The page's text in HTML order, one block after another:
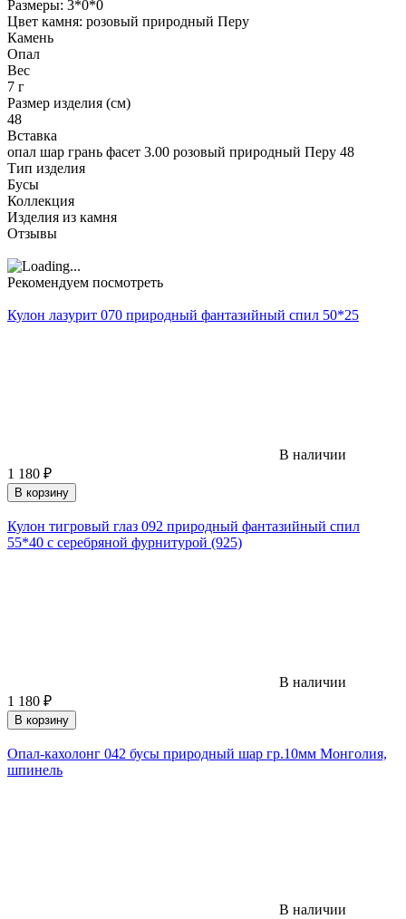
Размеры: 3*0*0
Цвет камня: розовый природный Перу
Камень
Опал
Вес
7 г
Размер изделия (см)
48
Вставка
опал шар грань фасет 3.00 розовый природный Перу 48
Тип изделия
Бусы
Коллекция
Изделия из камня
Отзывы
Рекомендуем посмотреть
Кулон лазурит 070 природный фантазийный спил 50*25
В наличии
1 180 ₽
В корзину
Кулон тигровый глаз 092 природный фантазийный спил
55*40 с серебряной фурнитурой (925)
В наличии
1 180 ₽
В корзину
Опал-кахолонг 042 бусы природный шар гр.10мм Монголия,
шпинель
В наличии